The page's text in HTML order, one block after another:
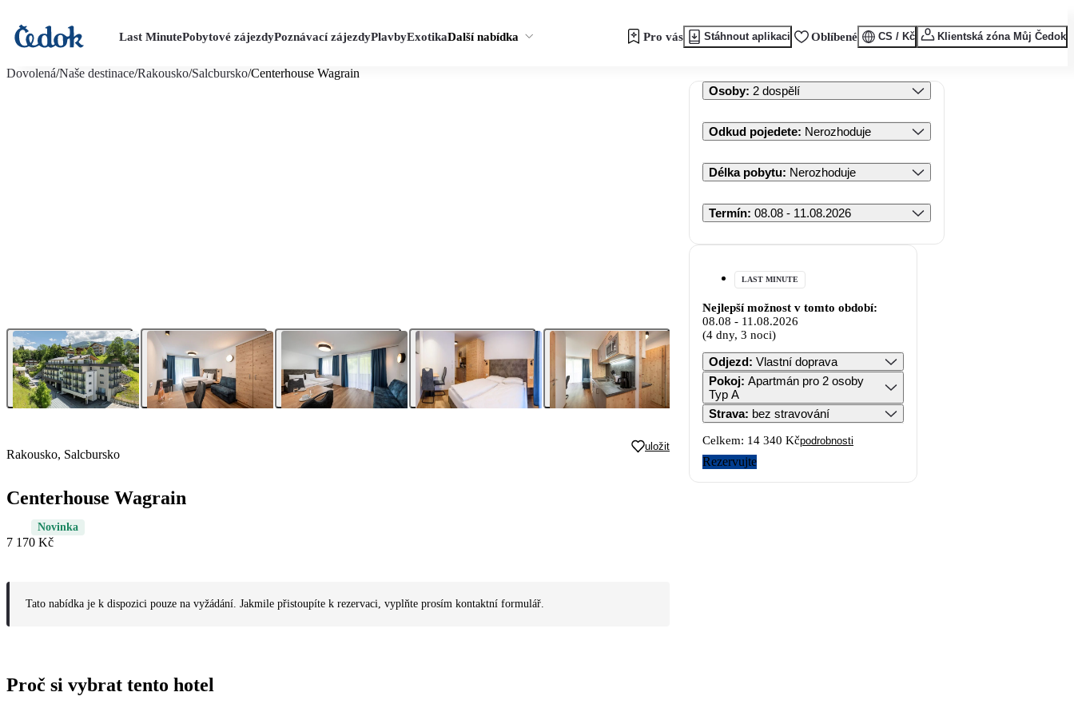
Last MinutePobytové zájezdyPoznávací zájezdyPlavbyExotikaDalší nabídka Pro vás Stáhnout aplikaci Oblíbené CS / Kč Klientská zóna Můj Čedok
Dovolená/Naše destinace/Rakousko/Salcbursko/Centerhouse Wagrain
Rakousko, Salcbursko
uložit
Centerhouse Wagrain
Novinka
7 170 Kč
Tato nabídka je k dispozici pouze na vyžádání. Jakmile přistoupíte k rezervaci, vyplňte prosím kontaktní formulář.
Proč si vybrat tento hotel
Osoby: 2 dospělí
Odkud pojedete: Nerozhoduje
Délka pobytu: Nerozhoduje
Termín: 08.08 - 11.08.2026
LAST MINUTE
Nejlepší možnost v tomto období:
08.08 - 11.08.2026
(4 dny, 3 noci)
Odjezd: Vlastní doprava
Pokoj: Apartmán pro 2 osoby
Typ A
Strava: bez stravování
Celkem: 14 340 Kčpodrobnosti
Rezervujte